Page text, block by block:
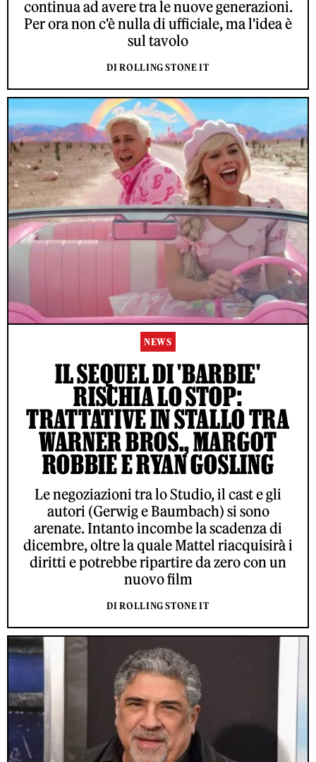
continua ad avere tra le nuove generazioni.
Per ora non c'è nulla di ufficiale, ma l'idea è
sul tavolo
DI ROLLING STONE IT
NEWS
IL SEQUEL DI 'BARBIE'
RISCHIA LO STOP:
TRATTATIVE IN STALLO TRA
WARNER BROS., MARGOT
ROBBIE E RYAN GOSLING
Le negoziazioni tra lo Studio, il cast e gli
autori (Gerwig e Baumbach) si sono
arenate. Intanto incombe la scadenza di
dicembre, oltre la quale Mattel riacquisirà i
diritti e potrebbe ripartire da zero con un
nuovo film
DI ROLLING STONE IT